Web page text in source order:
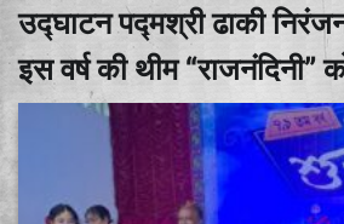
उद्घाटन पद्मश्री ढाकी निरंजन
इस वर्ष की थीम “राजनंदिनी”